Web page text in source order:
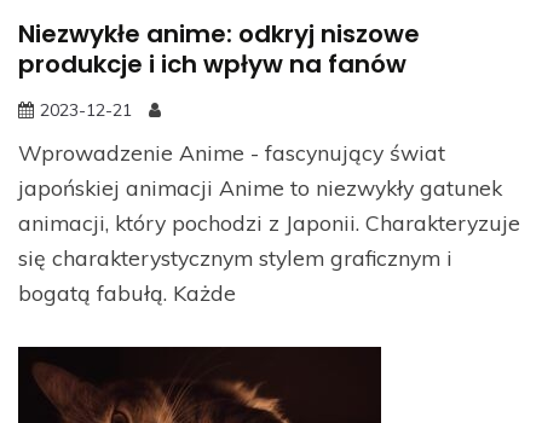
Niezwykłe anime: odkryj niszowe
produkcje i ich wpływ na fanów
2023-12-21
Wprowadzenie Anime - fascynujący świat
japońskiej animacji Anime to niezwykły gatunek
animacji, który pochodzi z Japonii. Charakteryzuje
się charakterystycznym stylem graficznym i
bogatą fabułą. Każde